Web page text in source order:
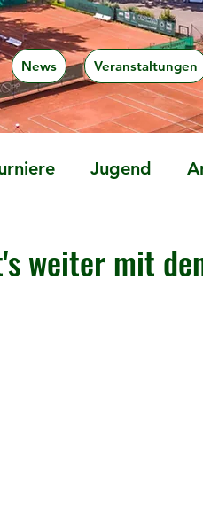
News Veranstaltungen
Jugend
weiter mit